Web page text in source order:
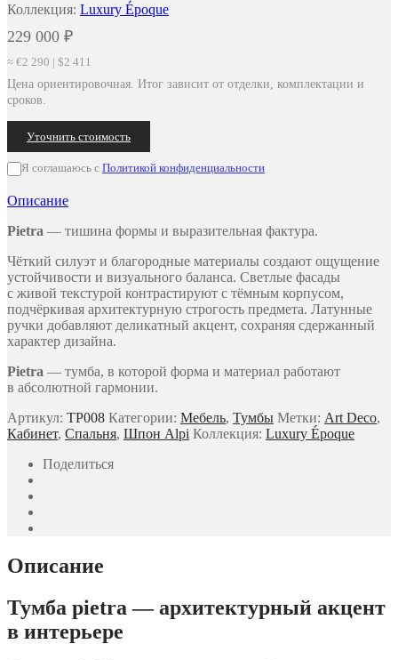
Коллекция: Luxury Époque
229 000 ₽
≈ €2 290 | $2 411
Цена ориентировочная. Итог зависит от отделки, комплектации и
сроков.
Уточнить стоимость
Я соглашаюсь с Политикой конфиденциальности
Описание
Pietra — тишина формы и выразительная фактура.
Чёткий силуэт и благородные материалы создают ощущение
устойчивости и визуального баланса. Светлые фасады
с живой текстурой контрастируют с тёмным корпусом,
подчёркивая архитектурную строгость предмета. Латунные
ручки добавляют деликатный акцент, сохраняя сдержанный
характер дизайна.
Pietra — тумба, в которой форма и материал работают
в абсолютной гармонии.
Артикул: TP008 Категории: Мебель, Тумбы Метки: Art Deco,
Кабинет, Спальня, Шпон Alpi Коллекция: Luxury Époque
Поделиться
Описание
Тумба pietra — архитектурный акцент
в интерьере